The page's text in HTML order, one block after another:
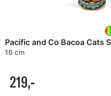
Pacific and Co Bacoa Cats
16 cm
219,-